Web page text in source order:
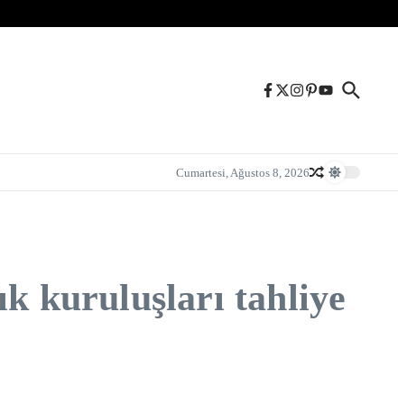
Cumartesi, Ağustos 8, 2026
kuruluşları tahliye